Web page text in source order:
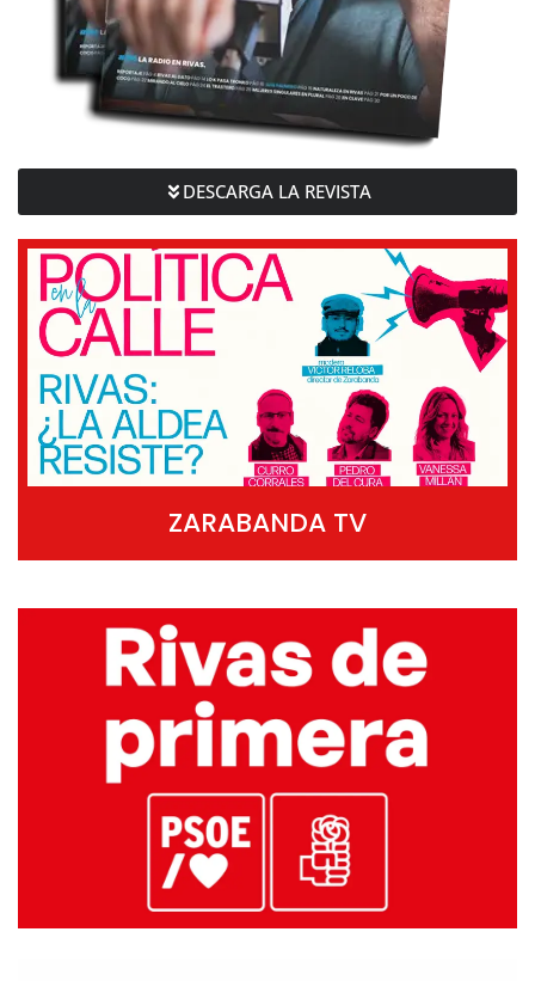
DESCARGA LA REVISTA
ZARABANDA TV